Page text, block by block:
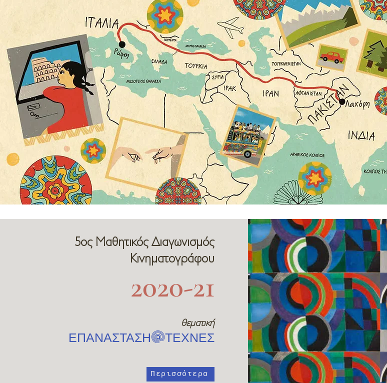
5ος Μαθητικός Διαγωνισμός
Κινηματογράφου
2020-21
θεματική
ΕΠΑΝΑΣΤΑΣΗ@ΤΕΧΝΕΣ
Περισσότερα